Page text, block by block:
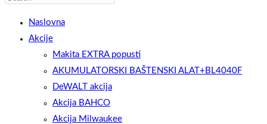
SEARCH
the
search
Naslovna
Akcije
Makita EXTRA popusti
AKUMULATORSKI BAŠTENSKI ALAT+BL4040F
DeWALT akcija
Akcija BAHCO
Akcija Milwaukee